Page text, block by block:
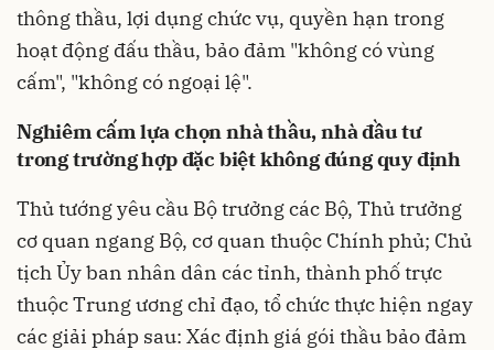
thông thầu, lợi dụng chức vụ, quyền hạn trong
hoạt động đấu thầu, bảo đảm "không có vùng
cấm", "không có ngoại lệ".
Nghiêm cấm lựa chọn nhà thầu, nhà đầu tư
trong trường hợp đặc biệt không đúng quy định
Thủ tướng yêu cầu Bộ trưởng các Bộ, Thủ trưởng
cơ quan ngang Bộ, cơ quan thuộc Chính phủ; Chủ
tịch Ủy ban nhân dân các tỉnh, thành phố trực
thuộc Trung ương chỉ đạo, tổ chức thực hiện ngay
các giải pháp sau: Xác định giá gói thầu bảo đảm